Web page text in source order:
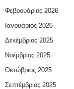
Φεβρουάριος 2026
Ιανουάριος 2026
Δεκέμβριος 2025
Νοέμβριος 2025
Οκτώβριος 2025
Σεπτέμβριος 2025